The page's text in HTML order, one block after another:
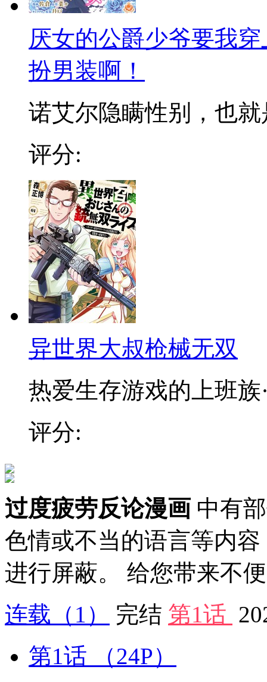
厌女的公爵少爷要我
扮男装啊！
诺艾尔隐瞒性别，也就
评分:
异世界大叔枪械无双
热爱生存游戏的上班族
评分:
过度疲劳反论漫画 中有
色情或不当的语言等内
进行屏蔽。 给您带来不
连载 （1） 完结 第1话
第1话
（24P）